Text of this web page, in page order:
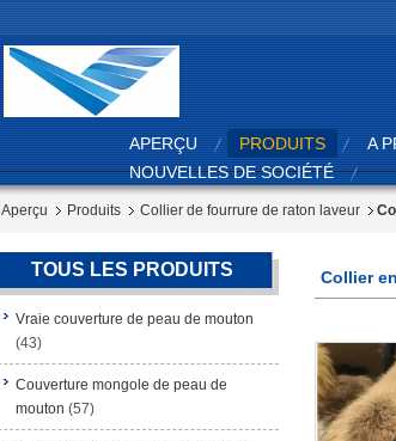
APERÇU PRODUITS A
NOUVELLES DE SOCIÉTÉ
Aperçu Produits Collier de fourrure de raton laveur
TOUS LES PRODUITS
Vraie couverture de peau de mouton
(43)
Couverture mongole de peau de
mouton (57)
Collier